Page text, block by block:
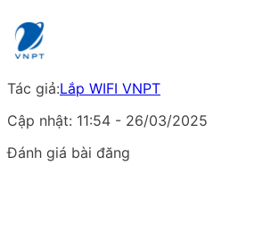
Tác giả:Lắp WIFI VNPT
Cập nhật: 11:54 - 26/03/2025
Đánh giá bài đăng